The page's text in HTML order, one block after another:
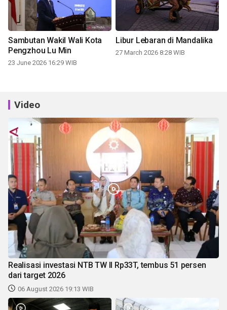
Sambutan Wakil Wali Kota
Pengzhou Lu Min
23 June 2026 16:29 WIB
Libur Lebaran di Mandalika
27 March 2026 8:28 WIB
Video
Realisasi investasi NTB TW II Rp33T, tembus 51 persen
dari target 2026
06 August 2026 19:13 WIB